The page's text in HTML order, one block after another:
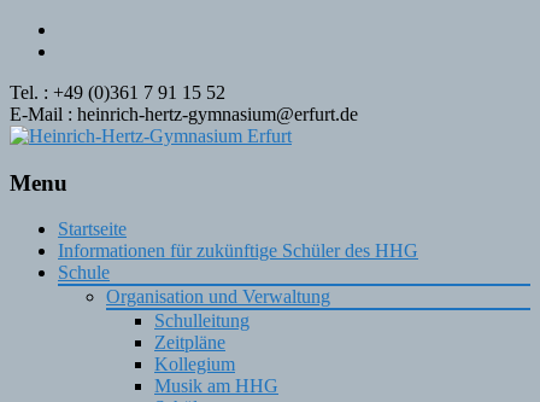
Tel. : +49 (0)361 7 91 15 52
E-Mail : heinrich-hertz-gymnasium@erfurt.de
Menu
Skip
content
Startseite
Informationen für zukünftige Schüler des HHG
Schule
Organisation und Verwaltung
Schulleitung
Zeitpläne
Kollegium
Musik am HHG